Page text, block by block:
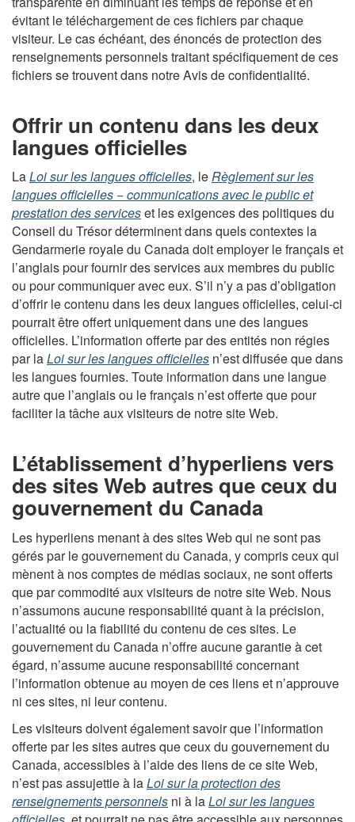
évitant le téléchargement de ces fichiers par chaque
visiteur. Le cas échéant, des énoncés de protection des
renseignements personnels traitant spécifiquement de ces
fichiers se trouvent dans notre Avis de confidentialité.
Offrir un contenu dans les deux
langues officielles
LaLoi sur les langues officielles, leRèglement sur les
langues officielles − communications avec le public et
prestation des serviceset les exigences des politiques du
Conseil du Trésor déterminent dans quels contextes la
Gendarmerie royale du Canada doit employer le français et
l’anglais pour fournir des services aux membres du public
ou pour communiquer avec eux. S’il n’y a pas d’obligation
d’offrir le contenu dans les deux langues officielles, celui-ci
pourrait être offert uniquement dans une des langues
officielles. L’information offerte par des entités non régies
par laLoi sur les langues officielles n’est diffusée que dans
les langues fournies. Toute information dans une langue
autre que l’anglais ou le français n’est offerte que pour
faciliter la tâche aux visiteurs de notre site Web.
L’établissement d’hyperliens vers
des sites Web autres que ceux du
gouvernement du Canada
Les hyperliens menant à des sites Web qui ne sont pas
gérés par le gouvernement du Canada, y compris ceux qui
mènent à nos comptes de médias sociaux, ne sont offerts
que par commodité aux visiteurs de notre site Web. Nous
n’assumons aucune responsabilité quant à la précision,
l’actualité ou la fiabilité du contenu de ces sites. Le
gouvernement du Canada n’offre aucune garantie à cet
égard, n’assume aucune responsabilité concernant
l’information obtenue au moyen de ces liens et n’approuve
ni ces sites, ni leur contenu.
Les visiteurs doivent également savoir que l’information
offerte par les sites autres que ceux du gouvernement du
Canada, accessibles à l’aide des liens de ce site Web,
n’est pas assujettie à laLoi sur la protection des
renseignements personnels ni à laLoi sur les langues